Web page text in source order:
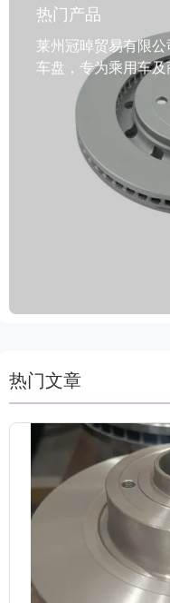
热门产品
莱州冠晫贸易有限
车盘，专为乘用车及
足全球市场多样化
及高碳钢等高标准
态平衡检测，确保
锈涂层处理，大幅
驾驶安全。严格执行
证，品质可靠，获
莱州冠晫致力于为
热门文章